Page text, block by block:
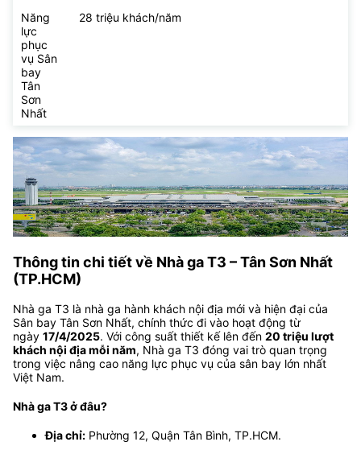
Năng
lực
phục
vụ Sân
bay
Tân
Sơn
Nhất
28 triệu khách/năm
Thông tin chi tiết về Nhà ga T3 – Tân Sơn Nhất
(TP.HCM)
Nhà ga T3 là nhà ga hành khách nội địa mới và hiện đại của
Sân bay Tân Sơn Nhất, chính thức đi vào hoạt động từ
ngày 17/4/2025. Với công suất thiết kế lên đến 20 triệu lượt
khách nội địa mỗi năm, Nhà ga T3 đóng vai trò quan trọng
trong việc nâng cao năng lực phục vụ của sân bay lớn nhất
Việt Nam.
Nhà ga T3 ở đâu?
Địa chỉ: Phường 12, Quận Tân Bình, TP.HCM.